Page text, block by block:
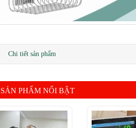
Chi tiết sản phẩm
SẢN PHẨM NỔI BẬT